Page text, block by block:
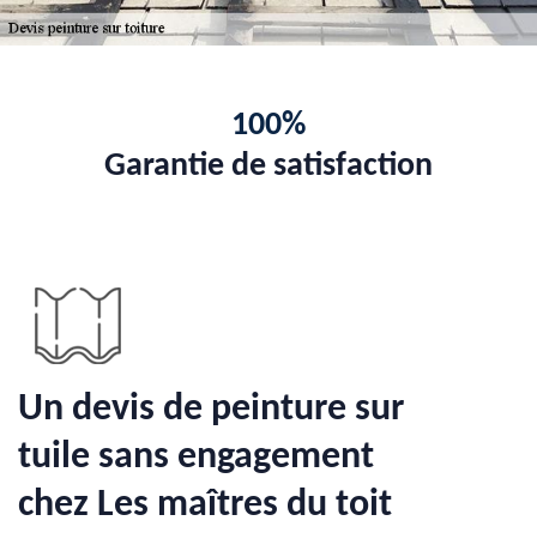
100%
Garantie de satisfaction
Un devis de peinture sur
tuile sans engagement
chez Les maîtres du toit